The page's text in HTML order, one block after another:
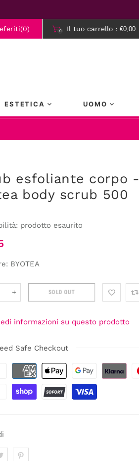
0) 0 Il tuo carrello : €0,00
ESTETICA UOMO
esfoliante corpo -
body scrub 500
prodotto esaurito
BYOTEA
+ SOLD OUT
informazioni su questo prodotto
Safe Checkout